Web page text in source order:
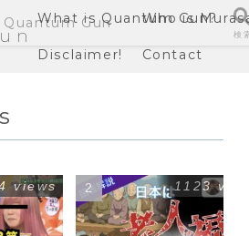
What is Quantum Gun?
Who is
Disclaimer! Contact
views 1123
Quantum Gun
検